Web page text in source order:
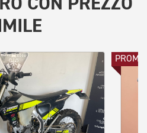
PROMO